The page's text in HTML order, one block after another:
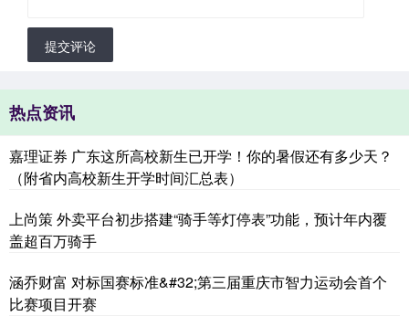
提交评论
热点资讯
嘉理证券 广东这所高校新生已开学！你的暑假还有多少天？
（附省内高校新生开学时间汇总表）
上尚策 外卖平台初步搭建“骑手等灯停表”功能，预计年内覆
盖超百万骑手
涵乔财富 对标国赛标准&#32;第三届重庆市智力运动会首个
比赛项目开赛